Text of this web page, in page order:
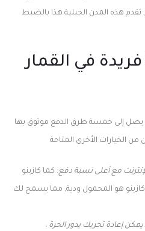
تقدم هذه المدن الجبلية هذا بالضبط
في القمار
يصل إلى خمسة طرق الدفع موثوق بها
من الخيارات الأخرى المتاحة
مع أعلى نسبة دفع: كما كازينو
كازينو هو المحمول ودية, مما يسمح لك
إعادة تحريك يدور الحرة ،